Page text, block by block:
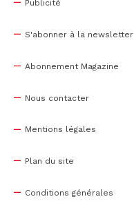
Publicité
S'abonner à la newsletter
Abonnement Magazine
Nous contacter
Mentions légales
Plan du site
Conditions générales